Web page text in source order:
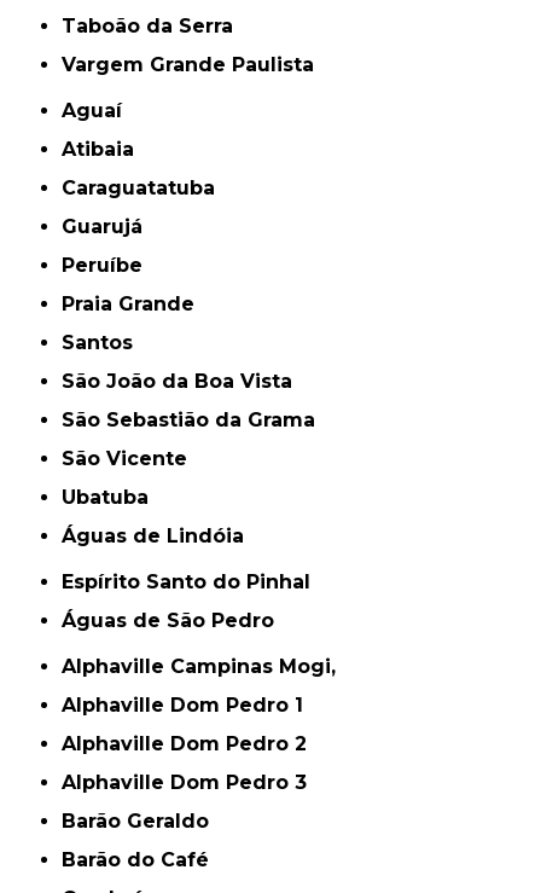
Taboão da Serra
Vargem Grande Paulista
Aguaí
Atibaia
Caraguatatuba
Guarujá
Peruíbe
Praia Grande
Santos
São João da Boa Vista
São Sebastião da Grama
São Vicente
Ubatuba
Águas de Lindóia
Espírito Santo do Pinhal
Águas de São Pedro
Alphaville Campinas Mogi,
Alphaville Dom Pedro 1
Alphaville Dom Pedro 2
Alphaville Dom Pedro 3
Barão Geraldo
Barão do Café